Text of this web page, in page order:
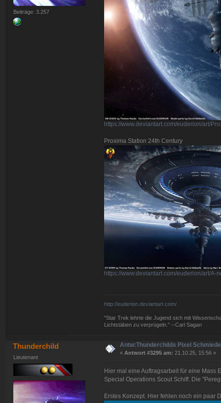
Beiträge: 3.257
https://www.deviantart.com/euderion/art/
Proxima Station 24th Century
https://www.deviantart.com/euderion/art/
http://euderion.deviantart.com/
"Star Trek lehrte die Jugend sich mit
Lichtstäben zu verprügeln." --Carl Sagan
Thunderchild
Lieutenant
Antw:Thunderchilds Pixel Schmiede
« Antwort #3295 am: 21.10.25, 15:56 »
Hier mal eine Auftragsarbeit für eine Mass
Special Operations Scout Schiff. Die
Erstes Konzept. Hier fehlen noch ein paar